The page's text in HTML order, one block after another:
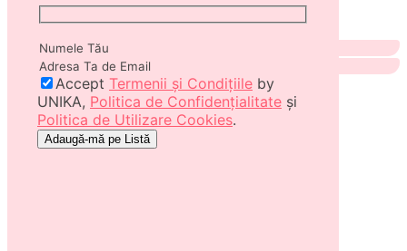
Accept Termenii și Condițiile by
UNIKA, Politica de Confidențialitate și
Politica de Utilizare Cookies.